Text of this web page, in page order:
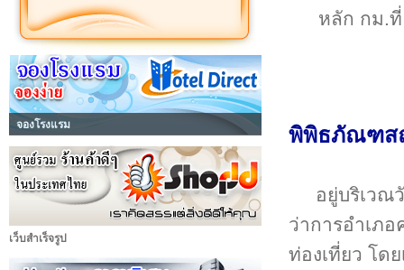
จองโรงแรม
เว็บสำเร็จรูป
หลัก กม.
พิพิธภัณฑส
อยู่บริเวณ
ว่าการอำเภ
ท่องเที่ยว โด